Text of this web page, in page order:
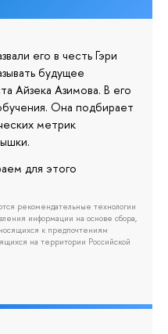
его в честь Гэри
будущее
Айзека Азимова. В его
Она подбирает
метрик
для этого
рекомендательные технологии
информации на основе сбора,
к предпочтениям
на территории Российской